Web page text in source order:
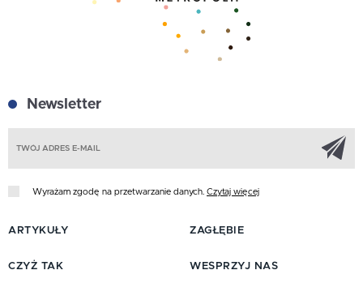
Newsletter
Wyrażam zgodę na przetwarzanie danych. Czytaj więcej
ARTYKUŁY
CZYŻ TAK
ZAGŁĘBIE
WESPRZYJ NAS